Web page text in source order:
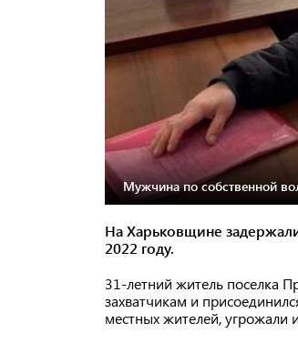
Мужчина по собственной
На Харьковщине
2022 году.
31-летний житель поселка
захватчикам и
местных жителей, угрожали